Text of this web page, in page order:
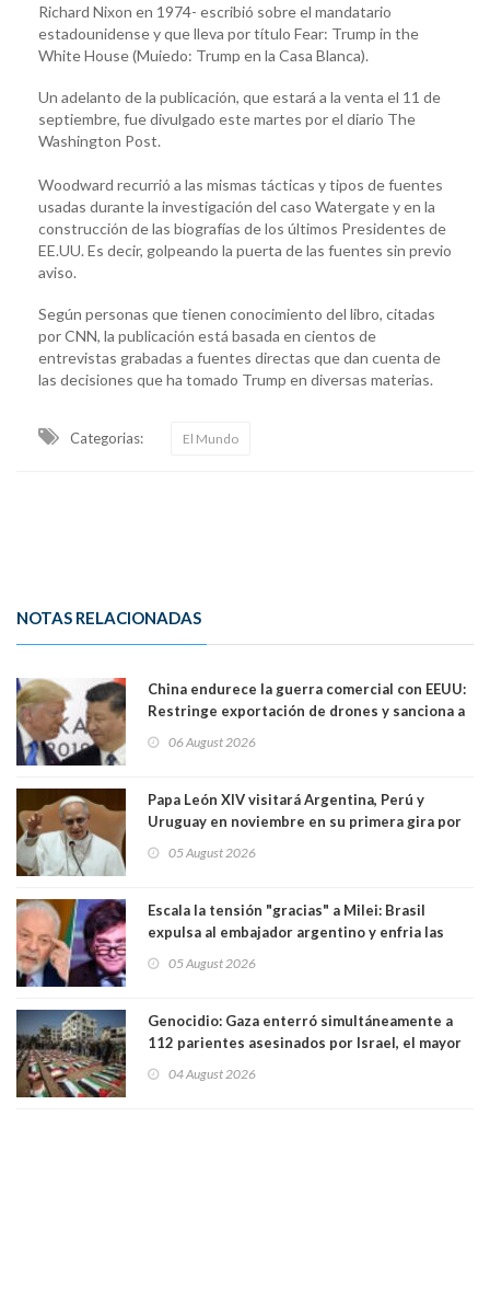
Richard Nixon en 1974- escribió sobre el mandatario
estadounidense y que lleva por título Fear: Trump in the
White House (Muiedo: Trump en la Casa Blanca).
Un adelanto de la publicación, que estará a la venta el 11 de
septiembre, fue divulgado este martes por el diario The
Washington Post.
Woodward recurrió a las mismas tácticas y tipos de fuentes
usadas durante la investigación del caso Watergate y en la
construcción de las biografías de los últimos Presidentes de
EE.UU. Es decir, golpeando la puerta de las fuentes sin previo
aviso.
Según personas que tienen conocimiento del libro, citadas
por CNN, la publicación está basada en cientos de
entrevistas grabadas a fuentes directas que dan cuenta de
las decisiones que ha tomado Trump en diversas materias.
Categorias: El Mundo
NOTAS RELACIONADAS
China endurece la guerra comercial con EEUU:
Restringe exportación de drones y sanciona a
06 August 2026
Papa León XIV visitará Argentina, Perú y
Uruguay en noviembre en su primera gira por
05 August 2026
Escala la tensión "gracias" a Milei: Brasil
expulsa al embajador argentino y enfria las
trasandino
05 August 2026
Genocidio: Gaza enterró simultáneamente a
112 parientes asesinados por Israel, el mayor
muertos figuran 44 niños y nueve ancianos
04 August 2026